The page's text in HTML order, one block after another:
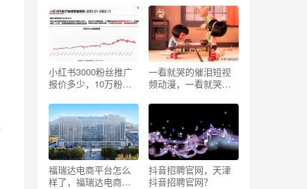
小红书3000粉丝推广
报价多少，10万粉丝
钱？
一看就哭的催泪短视
频动漫，一看就哭的
福瑞达电商平台怎么
样了，福瑞达电商平
抖音招聘官网，天津
抖音招聘官网？